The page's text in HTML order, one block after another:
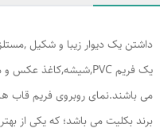
داشتن یک دیوار زیبا و شکیل
برند بکلیت می باشد؛ که یکی از